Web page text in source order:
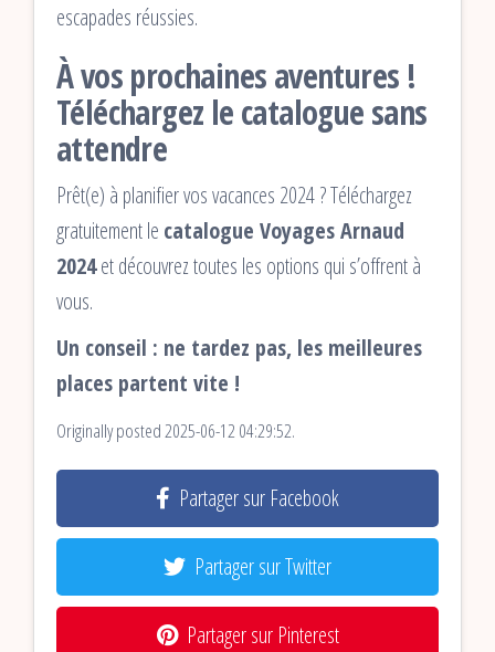
escapades réussies.
À vos prochaines aventures !
Téléchargez le catalogue sans
attendre
Prêt(e) à planifier vos vacances 2024 ? Téléchargez
gratuitement le catalogue Voyages Arnaud
2024et découvrez toutes les options qui s’offrent à
vous.
Un conseil : ne tardez pas, les meilleures
places partent vite !
Originally posted 2025-06-12 04:29:52.
Partager sur Facebook
Partager sur Twitter
Partager sur Pinterest